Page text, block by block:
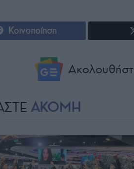
Κοινοποίηση
ΑΚΟΜΗ